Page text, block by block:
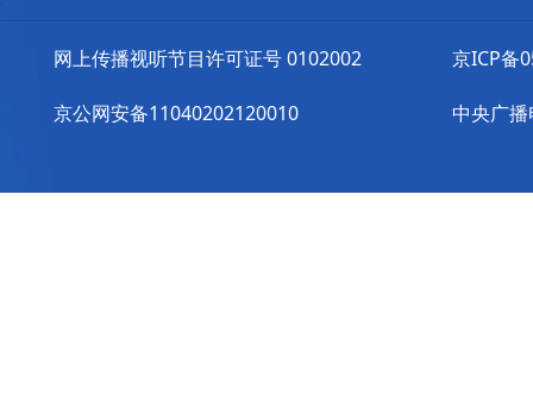
网上传播视听节目许可证号 0102002
京公网安备11040202120010
京ICP备
中央广